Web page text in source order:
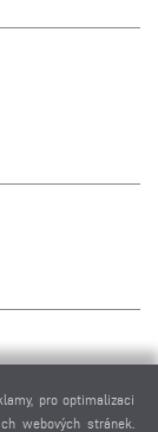
pro optimalizaci
webových stránek.